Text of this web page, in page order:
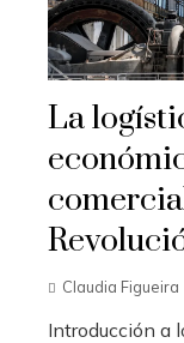
La
Claudia Figueira
Introducción a